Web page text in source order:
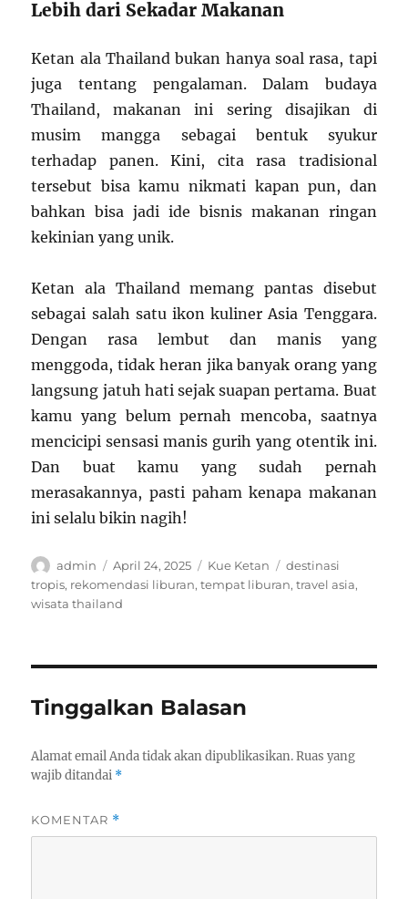
Lebih dari Sekadar Makanan
Ketan ala Thailand bukan hanya soal rasa, tapi
juga tentang pengalaman. Dalam budaya
Thailand, makanan ini sering disajikan di
musim mangga sebagai bentuk syukur
terhadap panen. Kini, cita rasa tradisional
tersebut bisa kamu nikmati kapan pun, dan
bahkan bisa jadi ide bisnis makanan ringan
kekinian yang unik.
Ketan ala Thailand memang pantas disebut
sebagai salah satu ikon kuliner Asia Tenggara.
Dengan rasa lembut dan manis yang
menggoda, tidak heran jika banyak orang yang
langsung jatuh hati sejak suapan pertama. Buat
kamu yang belum pernah mencoba, saatnya
mencicipi sensasi manis gurih yang otentik ini.
Dan buat kamu yang sudah pernah
merasakannya, pasti paham kenapa makanan
ini selalu bikin nagih!
Author
admin
Posted
on
April 24, 2025 Categories
Kue Ketan Tags
destinasi
tropis, rekomendasi liburan,tempat liburan,travel asia,
wisata thailand
Tinggalkan Balasan
Alamat email Anda tidak akan dipublikasikan. Ruas yang
wajib ditandai *
KOMENTAR *